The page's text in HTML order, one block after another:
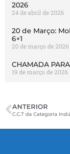
2026
24 de abril de 2026
20 de Março:
6×1
20 de março de 2026
CHAMADA
19 de março de 2026
ANTERIOR